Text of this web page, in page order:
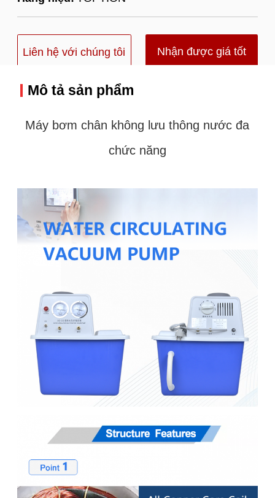
Liên hệ với chúng tôi Nhận được giá tốt
Mô tả sản phẩm
Máy bơm chân không lưu thông nước đa
chức năng